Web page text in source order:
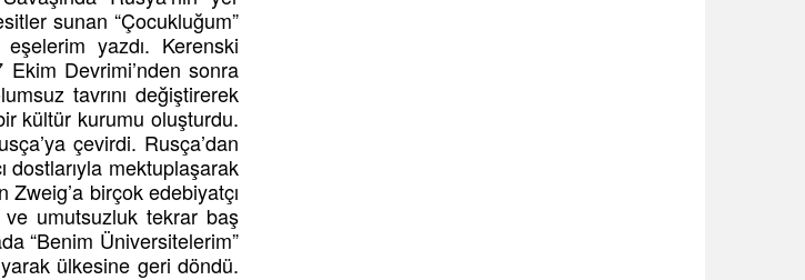
sunan “Çocukluğum”
yazdı. Kerenski
Devrimi’nden sonra
tavrını değiştirerek
kültür kurumu oluşturdu.
çevirdi. Rusça’dan
dostlarıyla mektuplaşarak
birçok edebiyatçı
ve umutsuzluk tekrar baş
“Benim Üniversitelerim”
ülkesine geri döndü.